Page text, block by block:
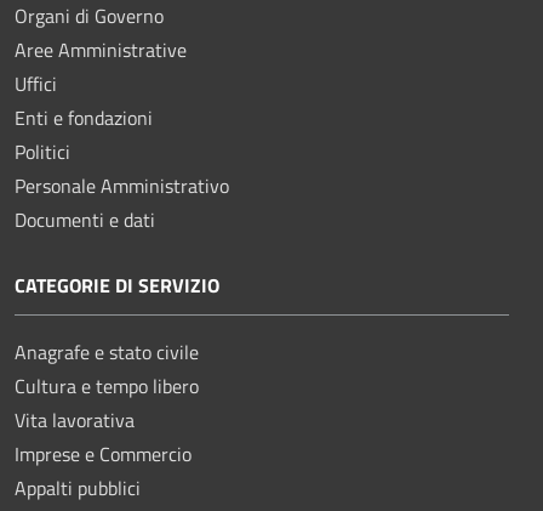
Organi di Governo
Aree Amministrative
Uffici
Enti e fondazioni
Politici
Personale Amministrativo
Documenti e dati
CATEGORIE DI SERVIZIO
Anagrafe e stato civile
Cultura e tempo libero
Vita lavorativa
Imprese e Commercio
Appalti pubblici